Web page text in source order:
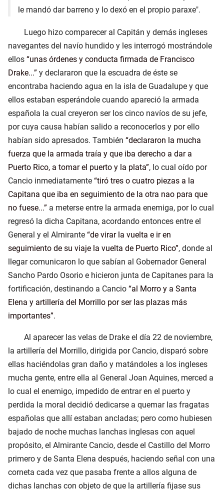
le mandó dar barreno y lo dexó en el propio paraxe".
Luego hizo comparecer al Capitán y demás ingleses
navegantes del navío hundido y les interrogó mostrándole
ellos unas órdenes y conducta firmada de Francisco
Drake... y declararon que la escuadra de éste se
encontraba haciendo agua en la isla de Guadalupe y que
ellos estaban esperándole cuando apareció la armada
española la cual creyeron ser los cinco navíos de su jefe,
por cuya causa habían salido a reconocerlos y por ello
habían sido apresados. También declararon la mucha
fuerza que la armada traía y que iba derecho a dar a
Puerto Rico, a tomar el puerto y la plata , lo cual oído por
Cancio inmediatamente tiró tres o cuatro piezas a la
Capitana que iba en seguimiento de la otra nao para que
no fuese... a meterse entre la armada enemiga, por lo cual
regresó la dicha Capitana, acordando entonces entre el
General y el Almirante de virar la vuelta e ir en
seguimiento de su viaje la vuelta de Puerto Rico , donde al
llegar comunicaron lo que sabían al Gobernador General
Sancho Pardo Osorio e hicieron junta de Capitanes para la
fortificación, destinando a Cancio al Morro y a Santa
Elena y artillería del Morrillo por ser las plazas más
importantes .
Al aparecer las velas de Drake el día 22 de noviembre,
la artillería del Morrillo, dirigida por Cancio, disparó sobre
ellas haciéndolas gran daño y matándoles a los ingleses
mucha gente, entre ella al General Joan Aquines, merced a
lo cual el enemigo, impedido de entrar en el puerto y
perdida la moral decidió dedicarse a quemar las fragatas
españolas que allí estaban ancladas; pero como hubiesen
bajado de noche muchas lanchas inglesas con aquel
propósito, el Almirante Cancio, desde el Castillo del Morro
primero y de Santa Elena después, haciendo señal con una
corneta cada vez que pasaba frente a allos alguna de
dichas lanchas con objeto de que la artillería fijase sus